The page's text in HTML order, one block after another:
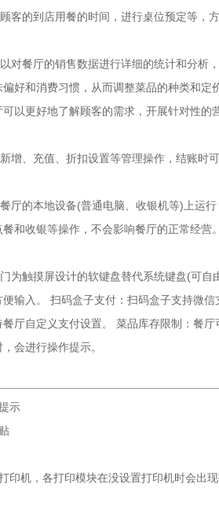
的到店用餐的时间，进行桌位预定等，方
餐厅的销售数据进行详细的统计和分析
好和消费习惯，从而调整菜品的种类和
以更好地了解顾客的需求，开展针对性的
、充值、折扣设置等管理操作，结账时可
的本地设备(普通电脑、收银机等)上运
和收银等操作，不会影响餐厅的正常经
触摸屏设计的软键盘替代系统键盘(可自
输入。 扫码盒子支付：扫码盒子支持微
厅自定义支付设置。 菜品库存限制：餐
会进行操作提示。
示
机，各打印模块在没设置打印机时会出现